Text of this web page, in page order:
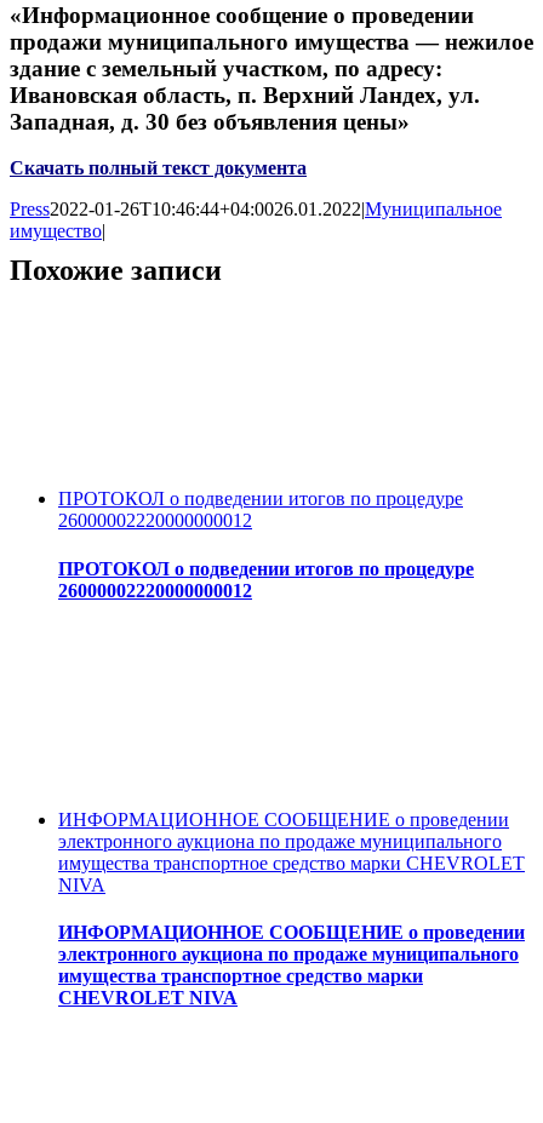
«Информационное сообщение о проведении
продажи муниципального имущества — нежилое
здание с земельный участком, по адресу:
Ивановская область, п. Верхний Ландех, ул.
Западная, д. 30 без объявления цены»
Скачать полный текст документа
Press2022-01-26T10:46:44+04:0026.01.2022|Муниципальное
имущество|
Похожие записи
ПРОТОКОЛ о подведении итогов по процедуре
26000002220000000012
ПРОТОКОЛ о подведении итогов по процедуре
26000002220000000012
ИНФОРМАЦИОННОЕ СООБЩЕНИЕ о проведении
электронного аукциона по продаже муниципального
имущества транспортное средство марки CHEVROLET
NIVA
ИНФОРМАЦИОННОЕ СООБЩЕНИЕ о проведении
электронного аукциона по продаже муниципального
имущества транспортное средство марки
CHEVROLET NIVA